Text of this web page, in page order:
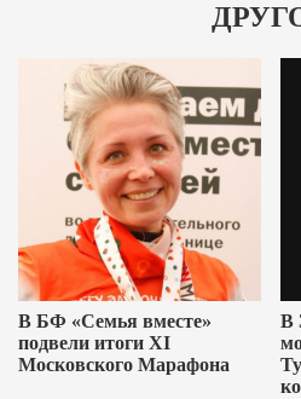
В БФ «Семья вместе»
подвели итоги XI
Московского Марафона
В